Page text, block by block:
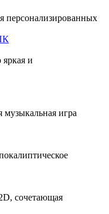
персонализированных
и
игра
сочетающая